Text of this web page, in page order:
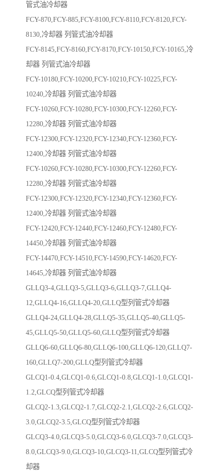
管式油冷却器
FCY-870,FCY-885,FCY-8100,FCY-8110,FCY-8120,FCY-
8130,冷却器 列管式油冷却器
FCY-8145,FCY-8160,FCY-8170,FCY-10150,FCY-10165,冷
却器 列管式油冷却器
FCY-10180,FCY-10200,FCY-10210,FCY-10225,FCY-
10240,冷却器 列管式油冷却器
FCY-10260,FCY-10280,FCY-10300,FCY-12260,FCY-
12280,冷却器 列管式油冷却器
FCY-12300,FCY-12320,FCY-12340,FCY-12360,FCY-
12400,冷却器 列管式油冷却器
FCY-10260,FCY-10280,FCY-10300,FCY-12260,FCY-
12280,冷却器 列管式油冷却器
FCY-12300,FCY-12320,FCY-12340,FCY-12360,FCY-
12400,冷却器 列管式油冷却器
FCY-12420,FCY-12440,FCY-12460,FCY-12480,FCY-
14450,冷却器 列管式油冷却器
FCY-14470,FCY-14510,FCY-14590,FCY-14620,FCY-
14645,冷却器 列管式油冷却器
GLLQ3-4,GLLQ3-5,GLLQ3-6,GLLQ3-7,GLLQ4-
12,GLLQ4-16,GLLQ4-20,GLLQ型列管式冷却器
GLLQ4-24,GLLQ4-28,GLLQ5-35,GLLQ5-40,GLLQ5-
45,GLLQ5-50,GLLQ5-60,GLLQ型列管式冷却器
GLLQ6-60,GLLQ6-80,GLLQ6-100,GLLQ6-120,GLLQ7-
160,GLLQ7-200,GLLQ型列管式冷却器
GLCQ1-0.4,GLCQ1-0.6,GLCQ1-0.8,GLCQ1-1.0,GLCQ1-
1.2,GLCQ型列管式冷却器
GLCQ2-1.3,GLCQ2-1.7,GLCQ2-2.1,GLCQ2-2.6,GLCQ2-
3.0,GLCQ2-3.5,GLCQ型列管式冷却器
GLCQ3-4.0,GLCQ3-5.0,GLCQ3-6.0,GLCQ3-7.0,GLCQ3-
8.0,GLCQ3-9.0,GLCQ3-10,GLCQ3-11,GLCQ型列管式冷
却器